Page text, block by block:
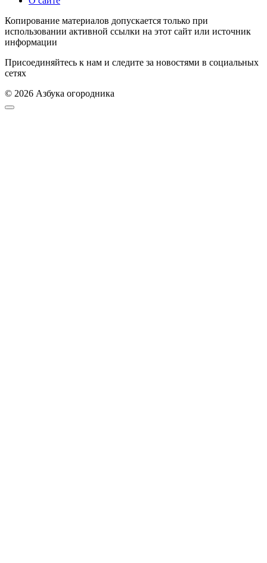
Копирование материалов допускается только при
использовании активной ссылки на этот сайт или источник
информации
Присоединяйтесь к нам и следите за новостями в социальных
сетях
© 2026 Азбука огородника